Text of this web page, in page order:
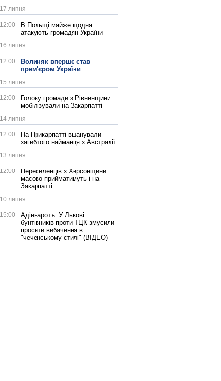
17 липня
12:00
В Польщі майже щодня
атакують громадян України
16 липня
12:00
Волиняк вперше став
прем'єром України
15 липня
12:00
Голову громади з Рівненщини
мобілізували на Закарпатті
14 липня
12:00
На Прикарпатті вшанували
загиблого найманця з Австралії
13 липня
12:00
Переселенців з Херсонщини
масово прийматимуть і на
Закарпатті
10 липня
15:00
Адіннаротъ: У Львові
бунтівників проти ТЦК змусили
просити вибачення в
"чеченському стилі" (ВІДЕО)